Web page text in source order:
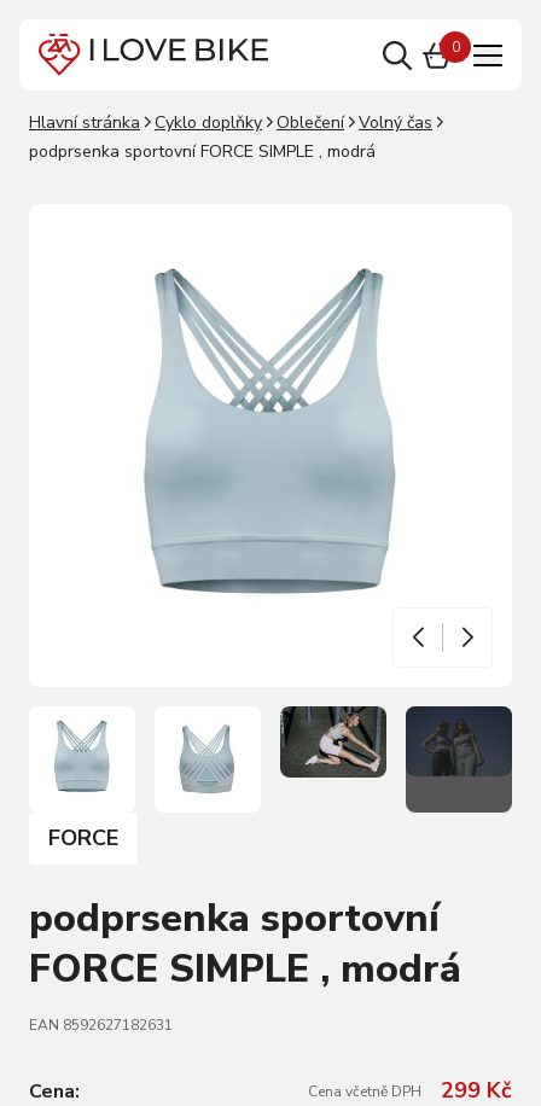
0
Hlavní stránka Cyklo doplňky Oblečení
Volný čas
podprsenka sportovní FORCE SIMPLE , modrá
FORCE
podprsenka sportovní
FORCE SIMPLE , modrá
EAN 8592627182631
Cena: Cena včetně DPH 299 Kč